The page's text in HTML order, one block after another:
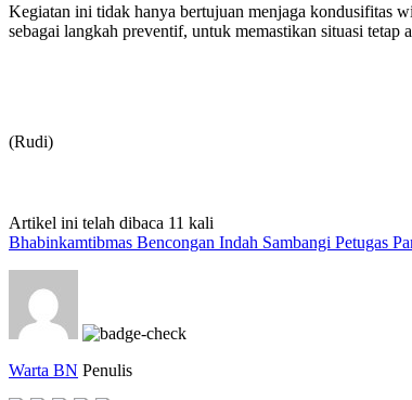
Kegiatan ini tidak hanya bertujuan menjaga kondusifitas
sebagai langkah preventif, untuk memastikan situasi tetap
(Rudi)
Artikel ini telah dibaca 11 kali
Bhabinkamtibmas Bencongan Indah Sambangi Petugas
Warta BN Penulis